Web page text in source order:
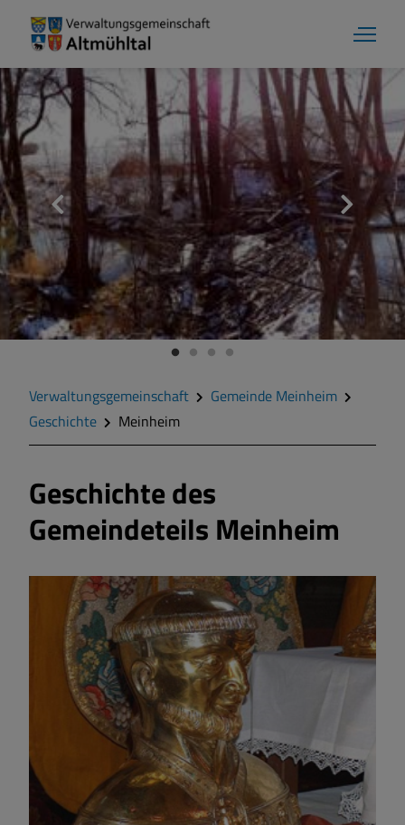
Gemeinde Meinheim
Grußwort
Kontakt
Veranstaltungen
Zahlen und Daten
Geschichte
Wappen
Gemeinderat
Gemeindeteile
Dorfwettbewerb
Mitteilungsblatt
Verwaltungsgemeinschaft
Gemeinde Meinheim
Geschichte
Meinheim
Geschichte des
Gemeindeteils Meinheim